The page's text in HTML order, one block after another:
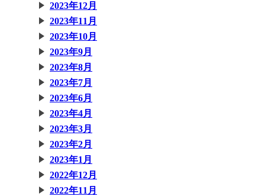
2023年12月
2023年11月
2023年10月
2023年9月
2023年8月
2023年7月
2023年6月
2023年4月
2023年3月
2023年2月
2023年1月
2022年12月
2022年11月